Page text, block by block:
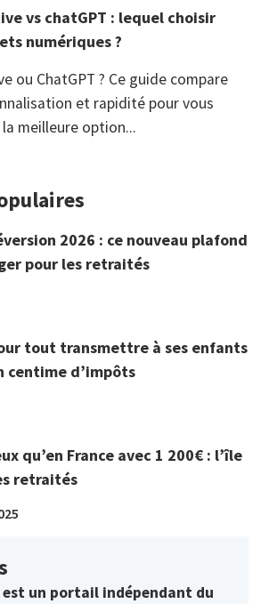
vs chatGPT : lequel choisir
numériques ?
ou ChatGPT ? Ce guide compare
et rapidité pour vous
meilleure option...
2026 : ce nouveau plafond
pour les retraités
tout transmettre à ses enfants
centime d’impôts
qu’en France avec 1 200€ : l’île
retraités
un portail indépendant du